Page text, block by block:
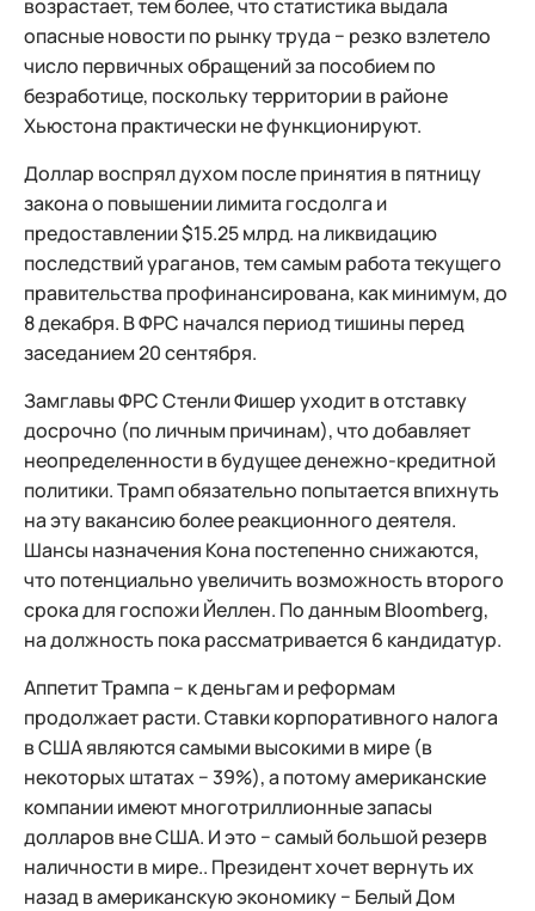
возрастает, тем более, что статистика выдала
опасные новости по рынку труда − резко взлетело
число первичных обращений за пособием по
безработице, поскольку территории в районе
Хьюстона практически не функционируют.
Доллар воспрял духом после принятия в пятницу
закона о повышении лимита госдолга и
предоставлении $15.25 млрд. на ликвидацию
последствий ураганов, тем самым работа текущего
правительства профинансирована, как минимум, до
8 декабря. В ФРС начался период тишины перед
заседанием 20 сентября.
Замглавы ФРС Стенли Фишер уходит в отставку
досрочно (по личным причинам), что добавляет
неопределенности в будущее денежно-кредитной
политики. Трамп обязательно попытается впихнуть
на эту вакансию более реакционного деятеля.
Шансы назначения Кона постепенно снижаются,
что потенциально увеличить возможность второго
срока для госпожи Йеллен. По данным Bloomberg,
на должность пока рассматривается 6 кандидатур.
Аппетит Трампа – к деньгам и реформам
продолжает расти. Ставки корпоративного налога
в США являются самыми высокими в мире (в
некоторых штатах − 39%), а потому американские
компании имеют многотриллионные запасы
долларов вне США. И это − самый большой резерв
наличности в мире.. Президент хочет вернуть их
назад в американскую экономику − Белый Дом